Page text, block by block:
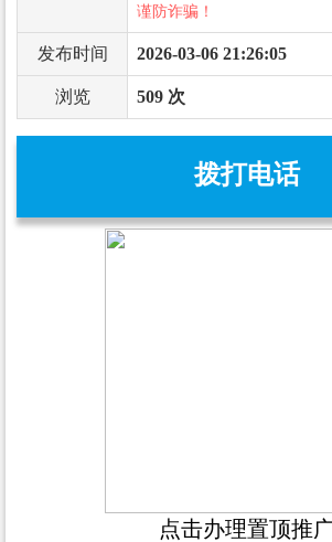
谨防诈骗！
发布时间 2026-03-06 21:26:05
浏览 509 次
拨打电话
点击办理置顶推